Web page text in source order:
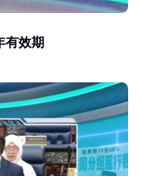
有效期